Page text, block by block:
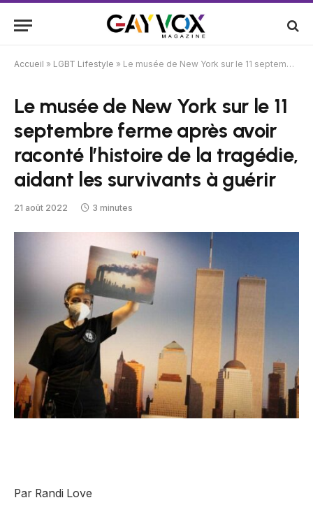
Accueil » LGBT Lifestyle » Le musée de New York sur le 11 septembre ferme après avoir raconté l’histoire de la tragédie, aidant les survivants à guérir
Le musée de New York sur le 11
septembre ferme après avoir
raconté l’histoire de la tragédie,
aidant les survivants à guérir
21 août 2022 3 minutes
Par Randi Love